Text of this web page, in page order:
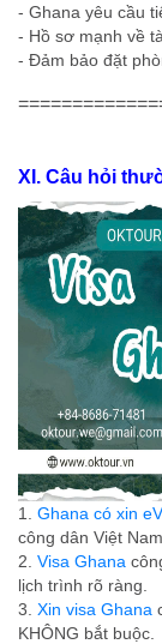
- Ghana yêu cầu
- Hồ sơ mạnh về
- Đảm bảo đặt
XI. Câu hỏi
1. Ghana có xin
công dân Việt Nam.
2. Visa Ghana
lịch trình rõ ràng.
3. Xin visa Ghana
KHÔNG bắt buộc.